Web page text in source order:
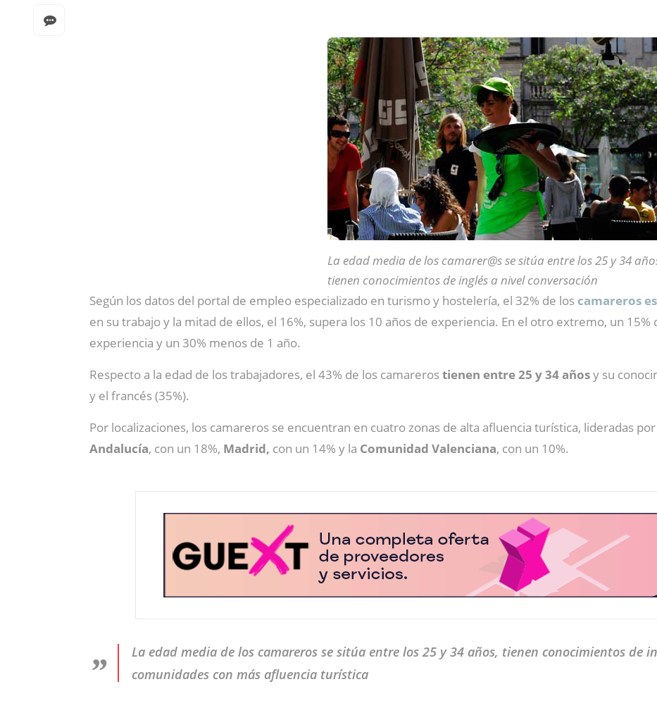
La edad media de los camarer@s se sitúa entre los 25 y 34
tienen conocimientos de inglés a nivel conversación
Según los datos del portal de empleo especializado en turismo y hostelería, el 32% de los camareros
en su trabajo y la mitad de ellos, el 16%, supera los 10 años de experiencia. En el otro extremo, un
experiencia y un 30% menos de 1 año.
Respecto a la edad de los trabajadores, el 43% de los camarerostienen entre 25 y 34 añosy su
y el francés (35%).
Por localizaciones, los camareros se encuentran en cuatro zonas de alta afluencia turística, lideradas por
Andalucía, con un 18%, Madrid, con un 14% y la Comunidad Valenciana, con un 10%.
La edad media de los camareros se sitúa entre los 25 y 34 años, tienen conocimientos de
comunidades con más afluencia turística